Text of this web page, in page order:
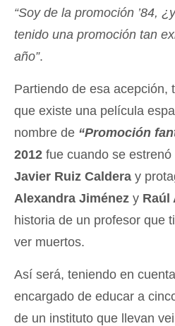
“Soy de la promoción ’84,
tenido una promoción tan
año”.
Partiendo de esa acepción,
que existe una película
nombre de “Promoción
2012 fue cuando se
Javier Ruiz Caldera y
Alexandra Jiménez y Raúl
historia de un profesor que
ver muertos.
Así será, teniendo en
encargado de educar a
de un instituto que llevan